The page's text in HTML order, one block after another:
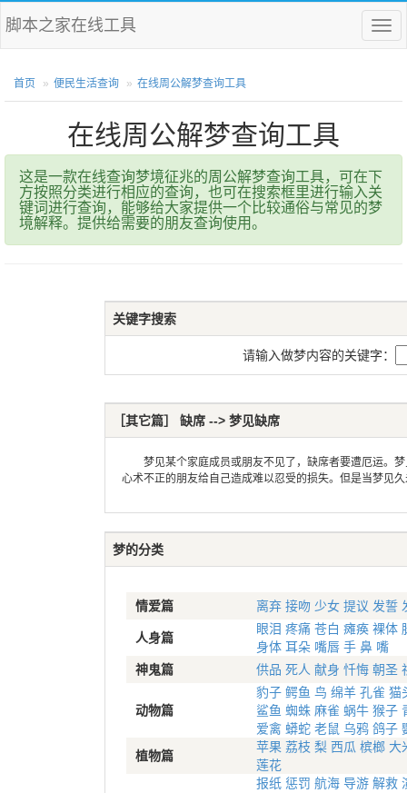
菜
单
脚本之家在线工具
首页 便民生活查询 在线周公解梦查询工具
在线周公解梦查询工具
这是一款在线查询梦境征兆的周公解梦查询工具，可在下
方按照分类进行相应的查询，也可在搜索框里进行输入关
键词进行查询，能够给大家提供一个比较通俗与常见的梦
境解释。提供给需要的朋友查询使用。
关键字搜索
请输入做梦内容的关键字：
［其它篇］ 缺席 --> 梦见缺席
梦见某个家庭成员或朋友不见了，缺席者要遭厄运。梦
心术不正的朋友给自己造成难以忍受的损失。但是当梦见
梦的分类
情爱篇 离弃 接吻 少女 提议 发誓
人身篇
眼泪 疼痛 苍白 瘫痪 裸体
身体 耳朵 嘴唇 手 鼻 嘴
神鬼篇
供品 死人 献身 忏悔 朝圣
动物篇
豹子 鳄鱼 鸟 绵羊 孔雀 猫
鲨鱼 蜘蛛 麻雀 蜗牛 猴子
爱禽 蟒蛇 老鼠 乌鸦 鸽子
植物篇
苹果 荔枝 梨 西瓜 槟榔 大
莲花
报纸 惩罚 航海 导游 解救